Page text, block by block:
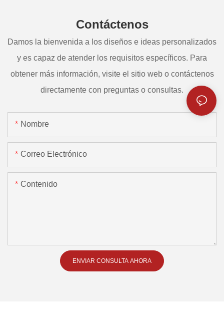
Contáctenos
Damos la bienvenida a los diseños e ideas personalizados
y es capaz de atender los requisitos específicos. Para
obtener más información, visite el sitio web o contáctenos
directamente con preguntas o consultas.
Nombre
Correo Electrónico
Contenido
ENVIAR CONSULTA AHORA